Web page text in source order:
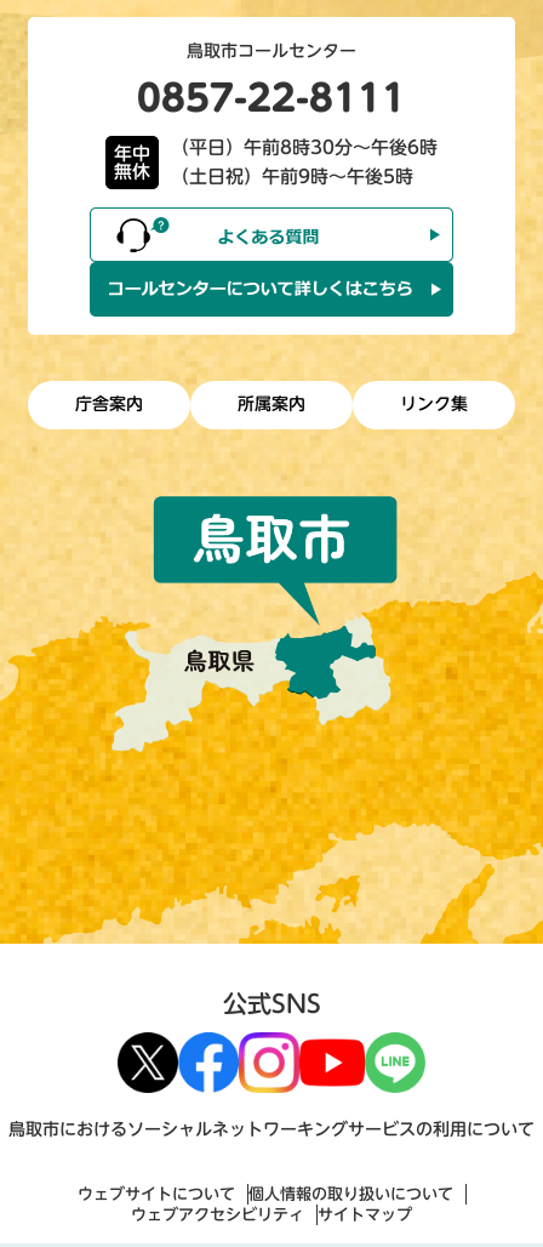
鳥取市コールセンター
0857-22-8111
年中
無休
（平日）午前8時30分～午後6時
（土日祝）午前9時～午後5時
庁舎案内 所属案内 リンク集
公式SNS
鳥取市におけるソーシャルネットワーキングサービスの利用について
ウェブサイトについて
個人情報の取り扱いについて
ウェブアクセシビリティ
サイトマップ